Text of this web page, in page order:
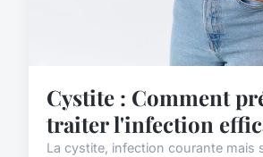
Cystite : Comment
traiter l'infection
La cystite, infection courante mais